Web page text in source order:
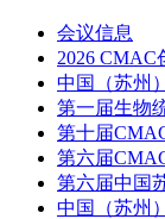
会议信息
2026
中国（苏州
第一届生物
第十届
第六届
第六届中国
中国（苏州